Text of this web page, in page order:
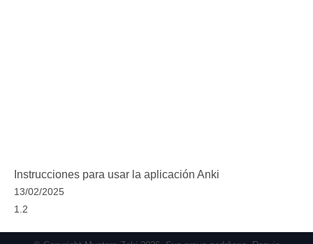
Instrucciones para usar la aplicación Anki
13/02/2025